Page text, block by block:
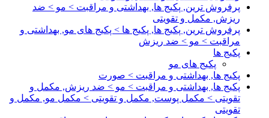
پرفروش ترین, پکیج ها, بهداشتی و مراقبت > مو > ضد
ریزش, مکمل و تقویتی
پرفروش ترین, پکیج ها, پکیج ها > پکیج های مو, بهداشتی و
مراقبت > مو > ضد ریزش
پکیج ها
پکیج های مو
پکیج ها, بهداشتی و مراقبت > صورت
پکیج ها, بهداشتی و مراقبت > مو > ضد ریزش, مکمل و
تقویتی > مکمل پوست, مکمل و تقویتی > مکمل مو, مکمل و
تقویتی